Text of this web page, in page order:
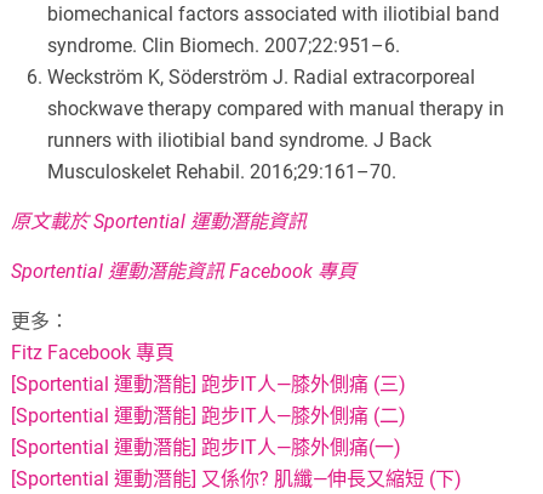
biomechanical factors associated with iliotibial band
syndrome. Clin Biomech. 2007;22:951–6.
Weckström K, Söderström J. Radial extracorporeal
shockwave therapy compared with manual therapy in
runners with iliotibial band syndrome. J Back
Musculoskelet Rehabil. 2016;29:161–70.
原文載於 Sportential 運動潛能資訊
Sportential 運動潛能資訊 Facebook 專頁
更多：
Fitz Facebook 專頁
[Sportential 運動潛能] 跑步IT人—膝外側痛 (三)
[Sportential 運動潛能] 跑步IT人—膝外側痛 (二)
[Sportential 運動潛能] 跑步IT人—膝外側痛(一)
[Sportential 運動潛能] 又係你? 肌纖—伸長又縮短 (下)